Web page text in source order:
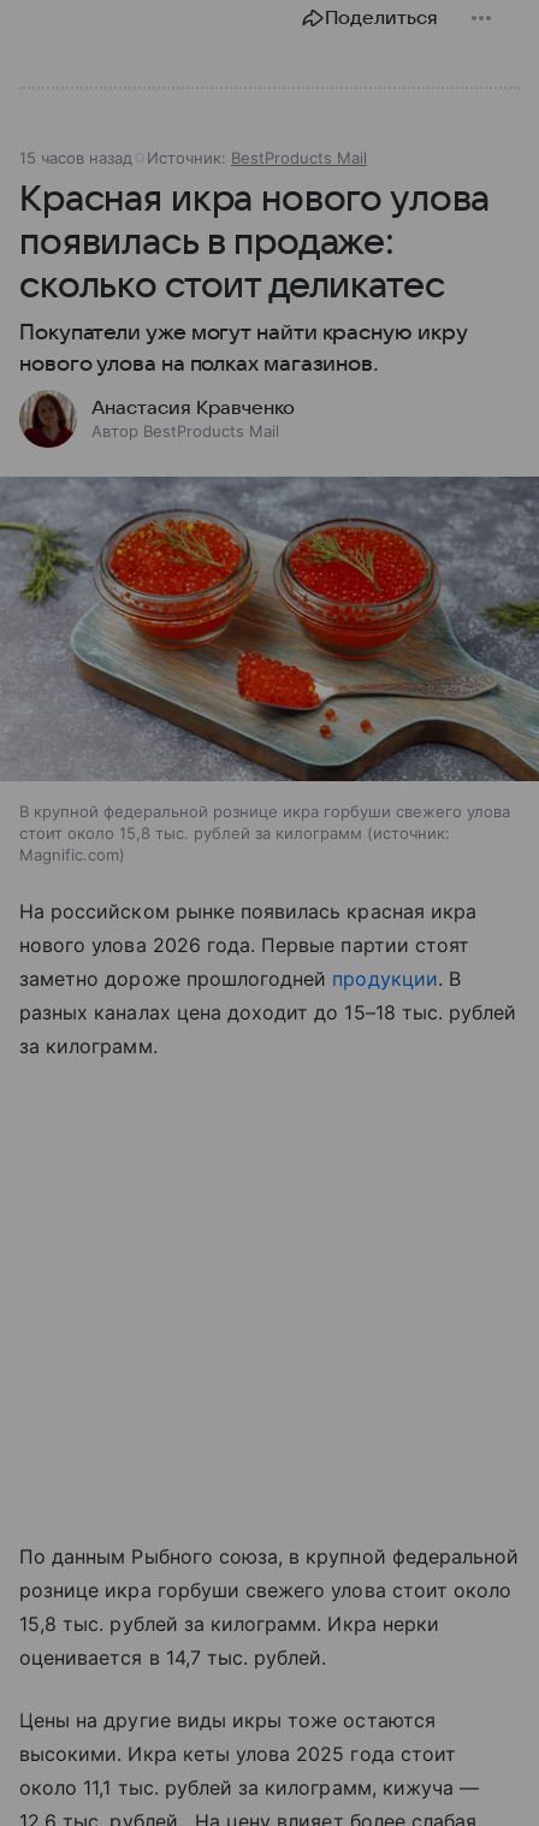
Поделиться
15 часов назад Источник: BestProducts Mail
Красная икра нового улова
появилась в продаже:
сколько стоит деликатес
Покупатели уже могут найти красную икру
нового улова на полках магазинов.
Анастасия Кравченко
Автор BestProducts Mail
В крупной федеральной рознице икра горбуши свежего улова
стоит около 15,8 тыс. рублей за килограмм
источник:
Magnific.com
На российском рынке появилась красная икра
нового улова 2026 года. Первые партии стоят
заметно дороже прошлогодней продукции. В
разных каналах цена доходит до 15–18 тыс. рублей
за килограмм.
По данным Рыбного союза, в крупной федеральной
рознице икра горбуши свежего улова стоит около
15,8 тыс. рублей за килограмм. Икра нерки
оценивается в 14,7 тыс. рублей.
Цены на другие виды икры тоже остаются
высокими. Икра кеты улова 2025 года стоит
около 11,1 тыс. рублей за килограмм, кижуча —
12,6 тыс. рублей. На цену влияет более слабая